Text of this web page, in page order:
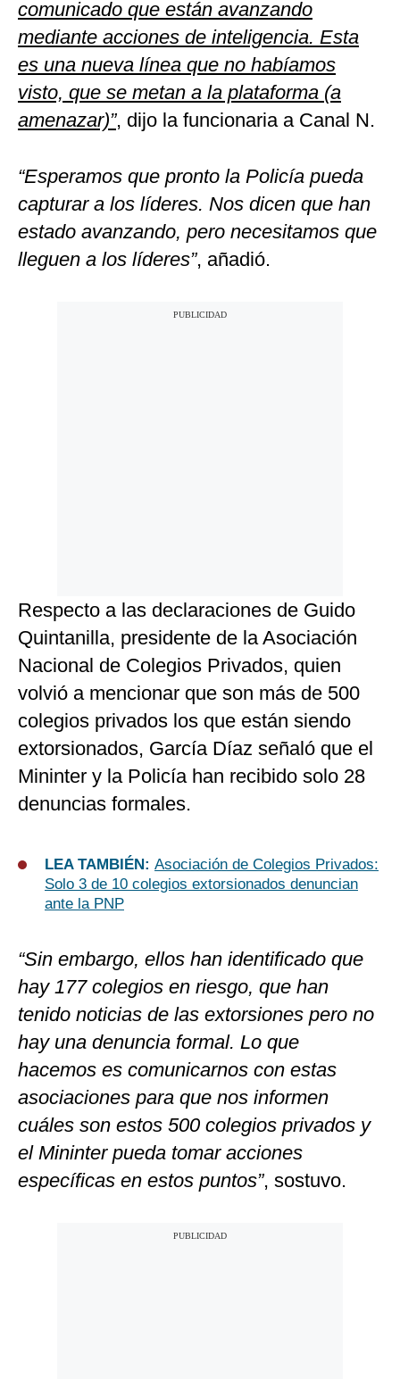
comunicado que están avanzando
mediante acciones de inteligencia. Esta
es una nueva línea que no habíamos
visto, que se metan a la plataforma (a
amenazar)”, dijo la funcionaria a Canal N.
“Esperamos que pronto la Policía pueda
capturar a los líderes. Nos dicen que han
estado avanzando, pero necesitamos que
lleguen a los líderes”, añadió.
Respecto a las declaraciones de Guido
Quintanilla, presidente de la Asociación
Nacional de Colegios Privados, quien
volvió a mencionar que son más de 500
colegios privados los que están siendo
extorsionados, García Díaz señaló que el
Mininter y la Policía han recibido solo 28
denuncias formales.
LEA TAMBIÉN: Asociación de Colegios Privados:
Solo 3 de 10 colegios extorsionados denuncian
ante la PNP
“Sin embargo, ellos han identificado que
hay 177 colegios en riesgo, que han
tenido noticias de las extorsiones pero no
hay una denuncia formal. Lo que
hacemos es comunicarnos con estas
asociaciones para que nos informen
cuáles son estos 500 colegios privados y
el Mininter pueda tomar acciones
específicas en estos puntos”, sostuvo.